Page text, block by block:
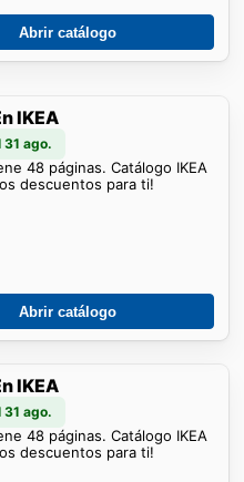
Abrir catálogo
IKEA
31 ago.
48 páginas. Catálogo IKEA
descuentos para ti!
Abrir catálogo
IKEA
31 ago.
48 páginas. Catálogo IKEA
descuentos para ti!